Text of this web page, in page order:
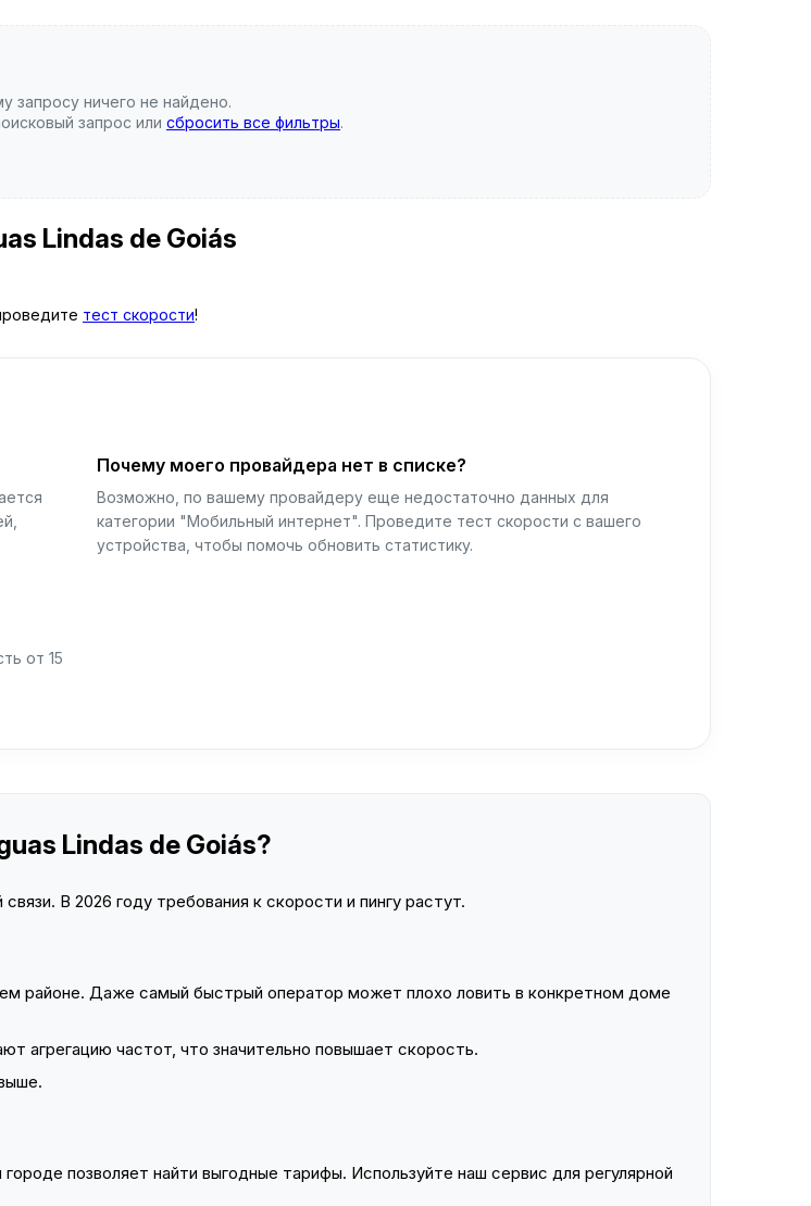
запросу ничего не найдено.
запрос или сбросить все фильтры.
Lindas de Goiás
тест скорости!
Почему моего провайдера нет в списке?
Возможно, по вашему провайдеру еще недостаточно данных для
категории "Мобильный интернет". Проведите тест скорости с вашего
устройства, чтобы помочь обновить статистику.
от 15
Lindas de Goiás?
В 2026 году требования к скорости и пингу растут.
районе. Даже самый быстрый оператор может плохо ловить в конкретном доме
агрегацию частот, что значительно повышает скорость.
позволяет найти выгодные тарифы. Используйте наш сервис для регулярной